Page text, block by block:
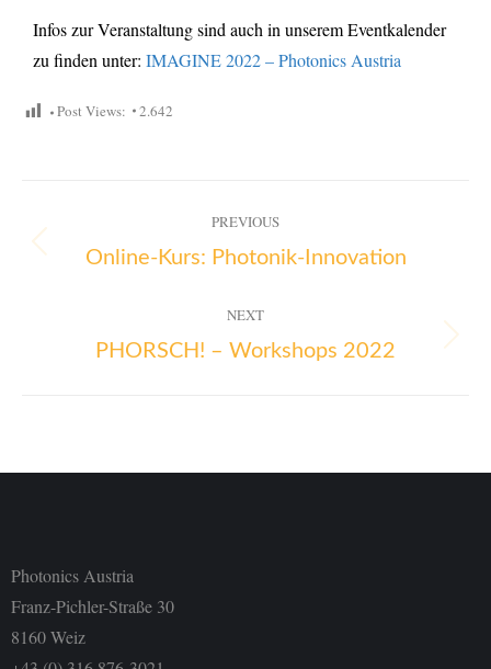
Infos zur Veranstaltung sind auch in unserem Eventkalender
zu finden unter: IMAGINE 2022 – Photonics Austria
Post Views: 2.642
PREVIOUS
Online-Kurs: Photonik-Innovation
NEXT
PHORSCH! – Workshops 2022
Photonics Austria
Franz-Pichler-Straße 30
8160 Weiz